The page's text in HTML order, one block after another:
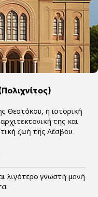
Θεοτόκου, η ιστορική
της και
ζωή της Λέσβου.
λιγότερο γνωστή μονή